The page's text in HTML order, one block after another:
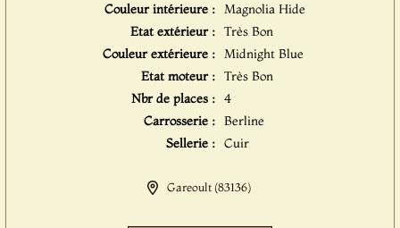
Couleur intérieure : Magnolia Hide
Etat extérieur : Très Bon
Couleur extérieure : Midnight Blue
Etat moteur : Très Bon
Nbr de places : 4
Carrosserie : Berline
Sellerie : Cuir
Gareoult (83136)